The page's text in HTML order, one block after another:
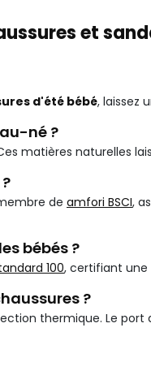
et
d'été bébé, laissez
né ?
matières naturelles
de amfori BSCI,
bébés ?
100, certifiant une
?
thermique. Le